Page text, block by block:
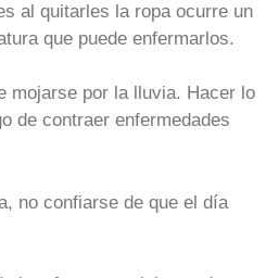
al quitarles la ropa ocurre un
que puede enfermarlos.
mojarse por la lluvia. Hacer lo
de contraer enfermedades
no confiarse de que el día